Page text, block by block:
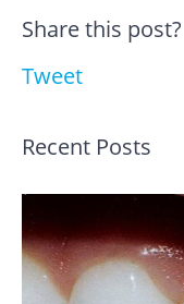
Share this post?
Tweet
Recent Posts